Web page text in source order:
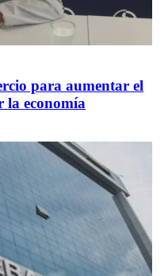
para aumentar el
la economía